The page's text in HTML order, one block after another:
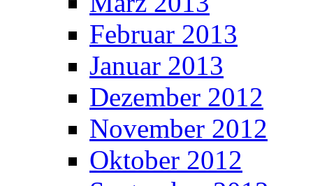
Februar 2013
Januar 2013
Dezember 2012
November 2012
Oktober 2012